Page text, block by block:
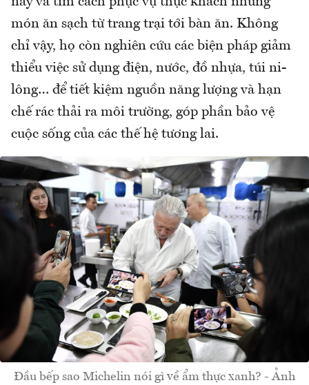
món ăn sạch từ trang trại tới bàn ăn. Không
chỉ vậy, họ còn nghiên cứu các biện pháp giảm
thiểu việc sử dụng điện, nước, đồ nhựa, túi ni-
lông… để tiết kiệm nguồn năng lượng và hạn
chế rác thải ra môi trường, góp phần bảo vệ
cuộc sống của các thế hệ tương lai.
Đầu bếp sao Michelin nói gì về ẩm thực xanh? - Ảnh